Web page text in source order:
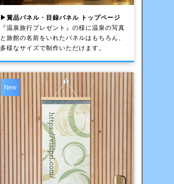
▶賞品パネル・目録パネル トップページ
『温泉旅行プレゼント』の様に温泉の写真
と旅館の名前をいれたパネルはもちろん、
多様なサイズで制作いただけます。
New